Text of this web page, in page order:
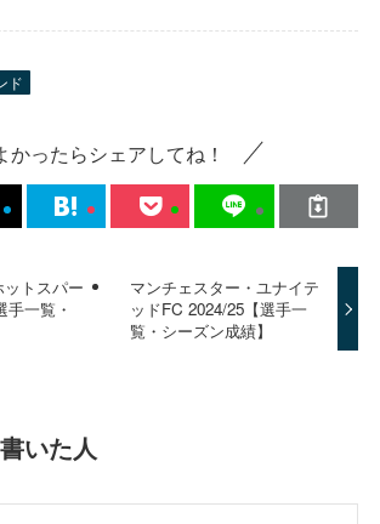
ド
かったらシェアしてね！
ットスパー
手一覧・
マンチェスター・ユナイテ
ッドFC 2024/25【選手一
覧・シーズン成績】
いた人